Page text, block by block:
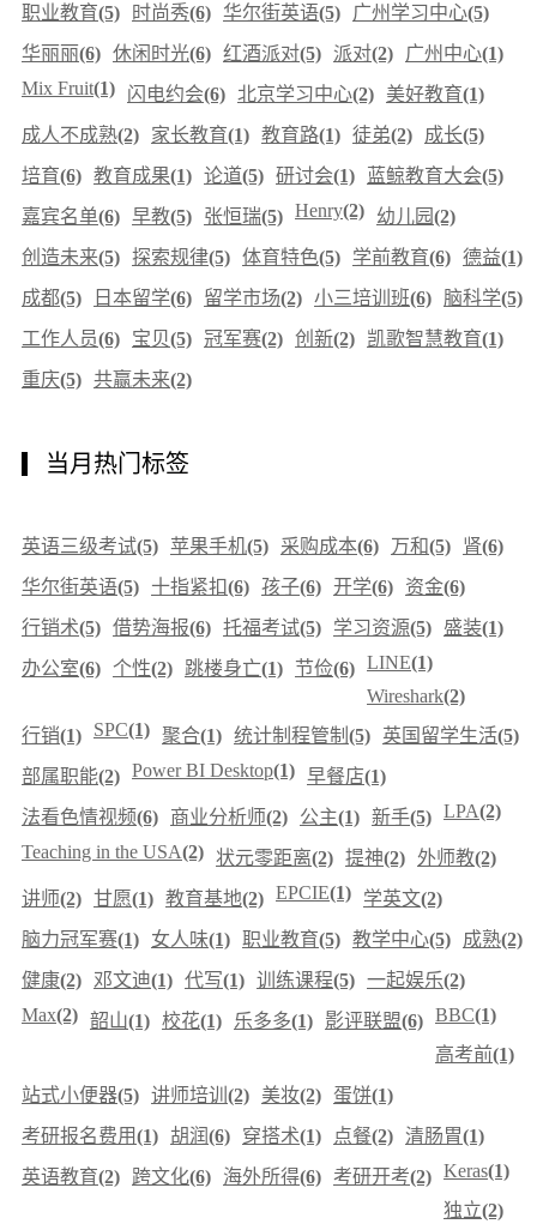
职业教育(5) 时尚秀(6) 华尔街英语(5) 广州学习中心(5)
华丽丽(6) 休闲时光(6) 红酒派对(5) 派对(2) 广州中心(1)
Mix Fruit(1) 闪电约会(6) 北京学习中心(2) 美好教育(1)
成人不成熟(2) 家长教育(1) 教育路(1) 徒弟(2) 成长(5)
培育(6) 教育成果(1) 论道(5) 研讨会(1) 蓝鲸教育大会(5)
嘉宾名单(6) 早教(5) 张恒瑞(5) Henry(2) 幼儿园(2)
创造未来(5) 探索规律(5) 体育特色(5) 学前教育(6) 德益(1)
成都(5) 日本留学(6) 留学市场(2) 小三培训班(6) 脑科学(5)
工作人员(6) 宝贝(5) 冠军赛(2) 创新(2) 凯歌智慧教育(1)
重庆(5) 共赢未来(2)
当月热门标签
英语三级考试(5) 苹果手机(5) 采购成本(6) 万和(5) 肾(6)
华尔街英语(5) 十指紧扣(6) 孩子(6) 开学(6) 资金(6)
行销术(5) 借势海报(6) 托福考试(5) 学习资源(5) 盛装(1)
办公室(6) 个性(2) 跳楼身亡(1) 节俭(6) LINE(1)
Wireshark(2)
行销(1) SPC(1) 聚合(1) 统计制程管制 (5) 英国留学生活(5)
部属职能(2) Power BI Desktop(1) 早餐店(1)
法看色情视频(6) 商业分析师(2) 公主(1) 新手(5) LPA(2)
Teaching in the USA(2) 状元零距离(2) 提神(2) 外师教(2)
讲师(2) 甘愿(1) 教育基地(2) EPCIE(1) 学英文(2)
脑力冠军赛(1) 女人味(1) 职业教育(5) 教学中心(5) 成熟(2)
健康(2) 邓文迪(1) 代写(1) 训练课程(5) 一起娱乐(2)
Max(2) 韶山(1) 校花(1) 乐多多(1) 影评联盟(6) BBC(1)
高考前(1)
站式小便器(5) 讲师培训 (2) 美妆(2) 蛋饼(1)
考研报名费用(1) 胡润(6) 穿搭术(1) 点餐(2) 清肠胃(1)
英语教育(2) 跨文化(6) 海外所得(6) 考研开考(2) Keras(1)
独立(2)